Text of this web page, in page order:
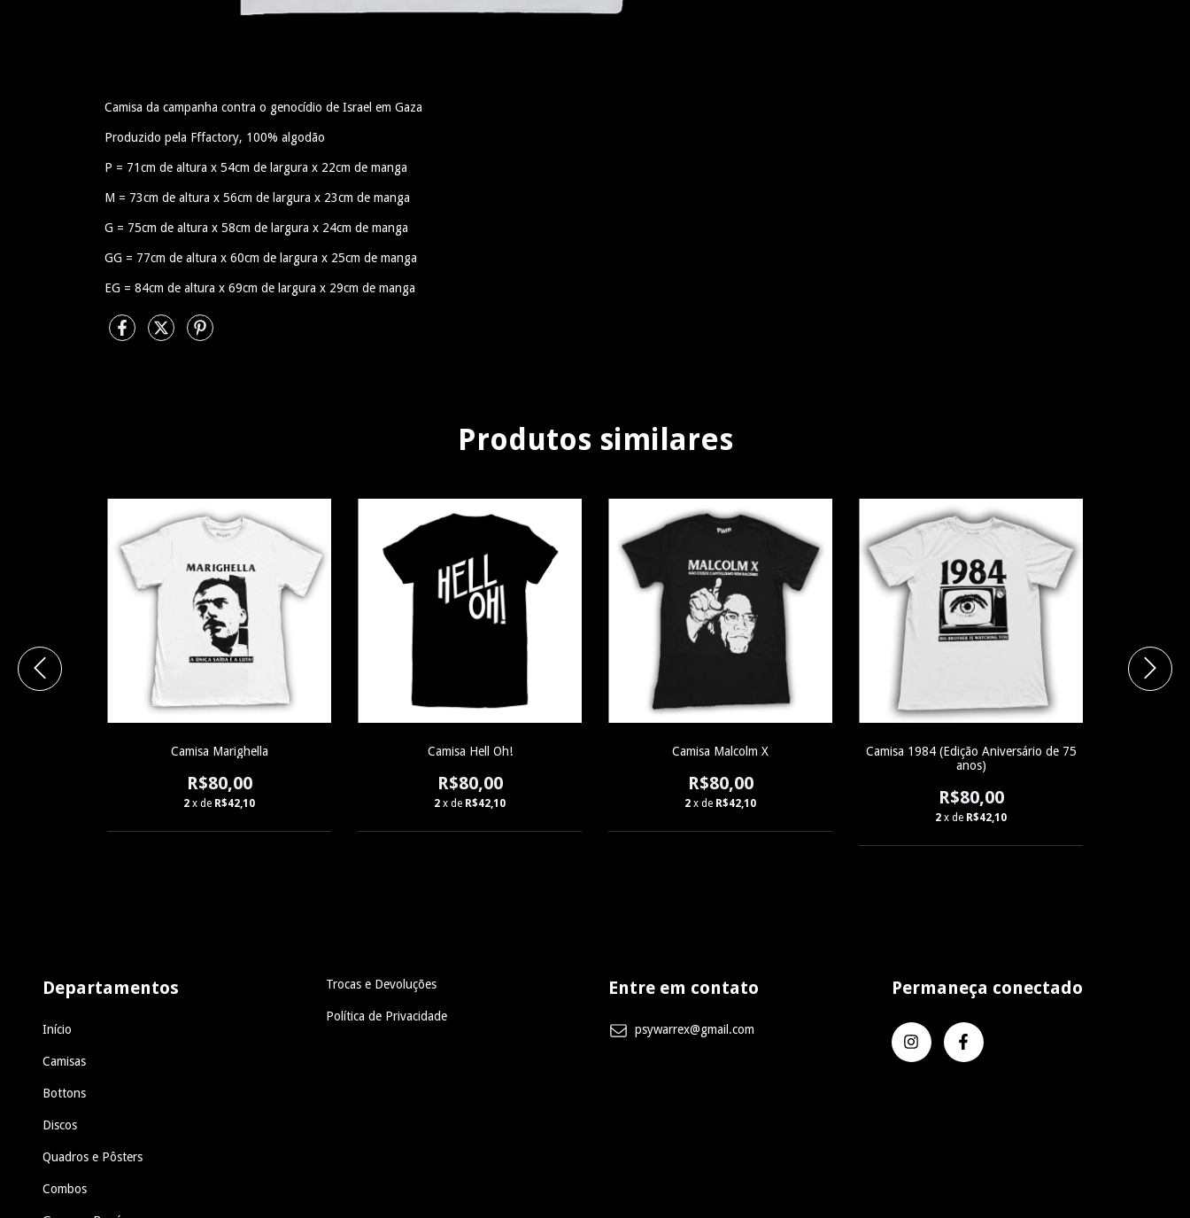
Camisa da campanha contra o genocídio de Israel em Gaza
Produzido pela Fffactory, 100% algodão
P = 71cm de altura x 54cm de largura x 22cm de manga
M = 73cm de altura x 56cm de largura x 23cm de manga
G = 75cm de altura x 58cm de largura x 24cm de manga
GG = 77cm de altura x 60cm de largura x 25cm de manga
EG = 84cm de altura x 69cm de largura x 29cm de manga
Produtos similares
Camisa Marighella
R$80,00
2 x de R$42,10
Camisa Hell Oh!
R$80,00
2 x de R$42,10
Camisa Malcolm X
R$80,00
2 x de R$42,10
Camisa 1984 (Edição Aniversário de 75
anos)
R$80,00
2 x de R$42,10
Departamentos
Início
Camisas
Bottons
Discos
Quadros e Pôsters
Combos
Trocas e Devoluções
Política de Privacidade
Entre em contato
psywarrex@gmail.com
Permaneça conectado